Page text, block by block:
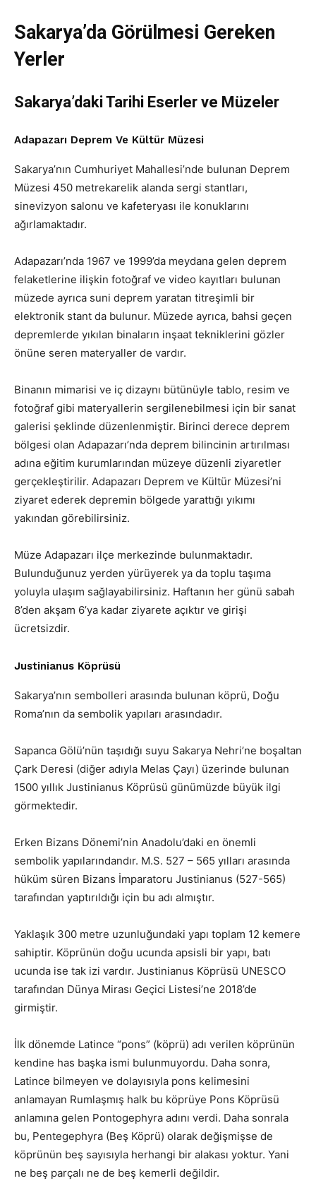
Sakarya’da Görülmesi Gereken
Yerler
Sakarya’daki Tarihi Eserler ve Müzeler
Adapazarı Deprem Ve Kültür Müzesi
Sakarya’nın Cumhuriyet Mahallesi’nde bulunan Deprem
Müzesi 450 metrekarelik alanda sergi stantları,
sinevizyon salonu ve kafeteryası ile konuklarını
ağırlamaktadır.
Adapazarı’nda 1967 ve 1999’da meydana gelen deprem
felaketlerine ilişkin fotoğraf ve video kayıtları bulunan
müzede ayrıca suni deprem yaratan titreşimli bir
elektronik stant da bulunur. Müzede ayrıca, bahsi geçen
depremlerde yıkılan binaların inşaat tekniklerini gözler
önüne seren materyaller de vardır.
Binanın mimarisi ve iç dizaynı bütünüyle tablo, resim ve
fotoğraf gibi materyallerin sergilenebilmesi için bir sanat
galerisi şeklinde düzenlenmiştir. Birinci derece deprem
bölgesi olan Adapazarı’nda deprem bilincinin artırılması
adına eğitim kurumlarından müzeye düzenli ziyaretler
gerçekleştirilir. Adapazarı Deprem ve Kültür Müzesi’ni
ziyaret ederek depremin bölgede yarattığı yıkımı
yakından görebilirsiniz.
Müze Adapazarı ilçe merkezinde bulunmaktadır.
Bulunduğunuz yerden yürüyerek ya da toplu taşıma
yoluyla ulaşım sağlayabilirsiniz. Haftanın her günü sabah
8’den akşam 6’ya kadar ziyarete açıktır ve girişi
ücretsizdir.
Justinianus Köprüsü
Sakarya’nın sembolleri arasında bulunan köprü, Doğu
Roma’nın da sembolik yapıları arasındadır.
Sapanca Gölü’nün taşıdığı suyu Sakarya Nehri’ne boşaltan
Çark Deresi (diğer adıyla Melas Çayı) üzerinde bulunan
1500 yıllık Justinianus Köprüsü günümüzde büyük ilgi
görmektedir.
Erken Bizans Dönemi’nin Anadolu’daki en önemli
sembolik yapılarındandır. M.S. 527 – 565 yılları arasında
hüküm süren Bizans İmparatoru Justinianus (527-565)
tarafından yaptırıldığı için bu adı almıştır.
Yaklaşık 300 metre uzunluğundaki yapı toplam 12 kemere
sahiptir. Köprünün doğu ucunda apsisli bir yapı, batı
ucunda ise tak izi vardır. Justinianus Köprüsü UNESCO
tarafından Dünya Mirası Geçici Listesi’ne 2018’de
girmiştir.
İlk dönemde Latince “pons” (köprü) adı verilen köprünün
kendine has başka ismi bulunmuyordu. Daha sonra,
Latince bilmeyen ve dolayısıyla pons kelimesini
anlamayan Rumlaşmış halk bu köprüye Pons Köprüsü
anlamına gelen Pontogephyra adını verdi. Daha sonrala
bu, Pentegephyra (Beş Köprü) olarak değişmişse de
köprünün beş sayısıyla herhangi bir alakası yoktur. Yani
ne beş parçalı ne de beş kemerli değildir.